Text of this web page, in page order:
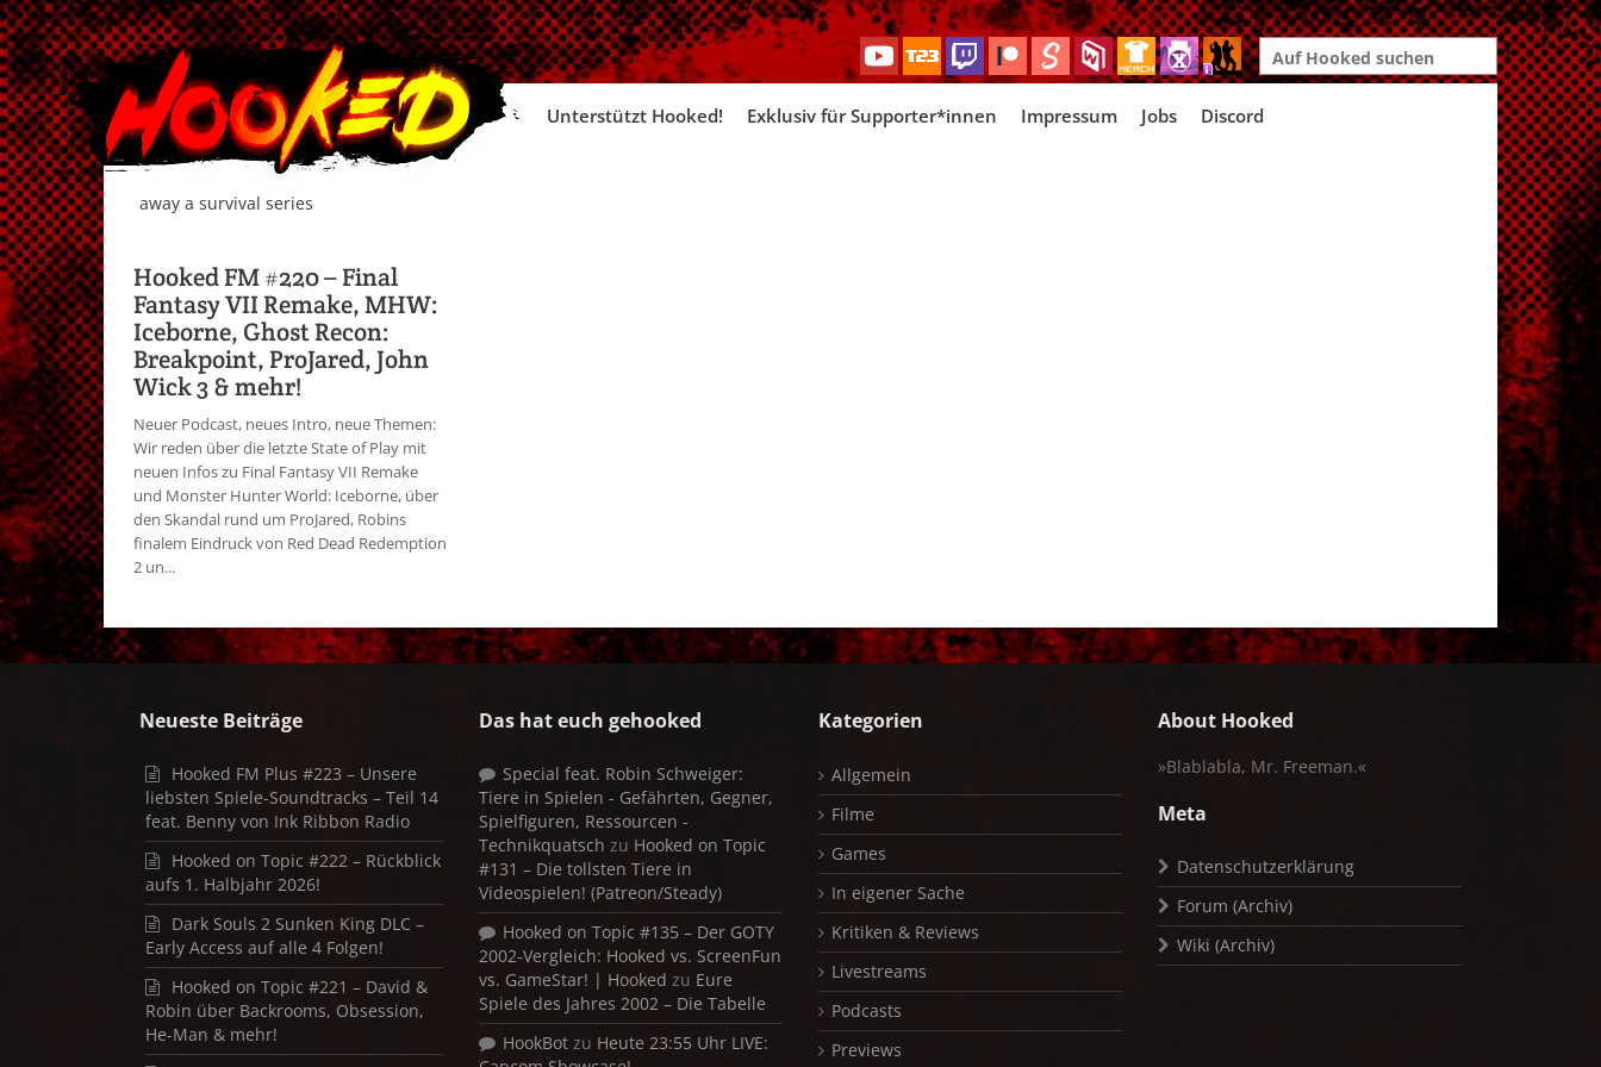
Search
for:
Skip
Unterstützt Hooked! Exklusiv für Supporter*innen Impressum Jobs Discord
away a survival series
Hooked FM #220 – Final
Fantasy VII Remake, MHW:
Iceborne, Ghost Recon:
Breakpoint, ProJared, John
Wick 3 & mehr!
Neuer Podcast, neues Intro, neue Themen:
Wir reden über die letzte State of Play mit
neuen Infos zu Final Fantasy VII Remake
und Monster Hunter World: Iceborne, über
den Skandal rund um ProJared, Robins
finalem Eindruck von Red Dead Redemption
2 un...
Neueste Beiträge
Hooked FM Plus #223 – Unsere
liebsten Spiele-Soundtracks – Teil 14
feat. Benny von Ink Ribbon Radio
Hooked on Topic #222 – Rückblick
aufs 1. Halbjahr 2026!
Dark Souls 2 Sunken King DLC –
Early Access auf alle 4 Folgen!
Hooked on Topic #221 – David &
Robin über Backrooms, Obsession,
He-Man & mehr!
Das hat euch gehooked
Special feat. Robin Schweiger:
Tiere in Spielen - Gefährten, Gegner,
Spielfiguren, Ressourcen -
Technikquatsch zu Hooked on Topic
#131 – Die tollsten Tiere in
Videospielen! (Patreon/Steady)
Hooked on Topic #135 – Der GOTY
2002-Vergleich: Hooked vs. ScreenFun
vs. GameStar! | Hooked zu Eure
Spiele des Jahres 2002 – Die Tabelle
HookBot zu Heute 23:55 Uhr LIVE:
Kategorien
Allgemein
Filme
Games
In eigener Sache
Kritiken & Reviews
Livestreams
Podcasts
Previews
About Hooked
»Blablabla, Mr. Freeman.«
Meta
Datenschutzerklärung
Forum (Archiv)
Wiki (Archiv)